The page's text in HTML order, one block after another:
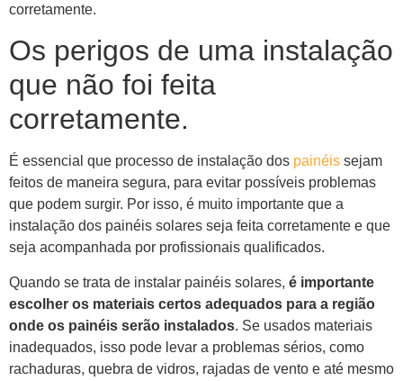
corretamente.
Os perigos de uma instalação
que não foi feita
corretamente.
É essencial que processo de instalação dos painéis sejam
feitos de maneira segura, para evitar possíveis problemas
que podem surgir. Por isso, é muito importante que a
instalação dos painéis solares seja feita corretamente e que
seja acompanhada por profissionais qualificados.
Quando se trata de instalar painéis solares, é importante
escolher os materiais certos adequados para a região
onde os painéis serão instalados. Se usados materiais
inadequados, isso pode levar a problemas sérios, como
rachaduras, quebra de vidros, rajadas de vento e até mesmo